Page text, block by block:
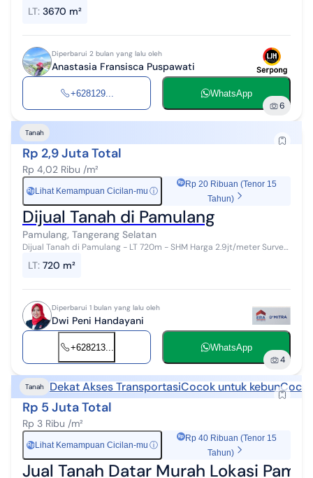
menawarkan kelengk...
LT: 3670 m²
Diperbarui 2 bulan yang lalu oleh
Anastasia Fransisca Puspawati
+628129... WhatsApp
6
Tanah
Rp 2,9 Juta Total
Rp 4,02 Ribu /m²
Rp Lihat Kemampuan Cicilan-mu ⓘ
Rp 20 Ribuan (Tenor 15
Tahun)
Dijual Tanah di Pamulang
Pamulang, Tangerang Selatan
Dijual Tanah di Pamulang - LT 720m - SHM Harga 2.9jt/meter Survey
LT: 720 m²
Diperbarui 1 bulan yang lalu oleh
Dwi Peni Handayani
+628213... WhatsApp
4
Tanah Dekat Akses TransportasiCocok untuk kebun
Rp 5 Juta Total
Rp 3 Ribu /m²
Rp Lihat Kemampuan Cicilan-mu ⓘ
Rp 40 Ribuan (Tenor 15
Tahun)
Jual Tanah Datar Murah Lokasi